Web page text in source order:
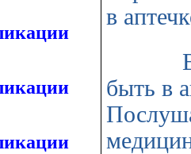
в
Врач
быть в